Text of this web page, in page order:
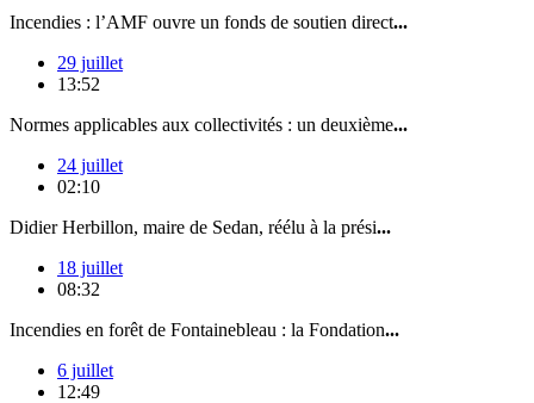
Incendies : l’AMF ouvre un fonds de soutien direct...
29 juillet
13:52
Normes applicables aux collectivités : un deuxième...
24 juillet
02:10
Didier Herbillon, maire de Sedan, réélu à la prési...
18 juillet
08:32
Incendies en forêt de Fontainebleau : la Fondation...
6 juillet
12:49